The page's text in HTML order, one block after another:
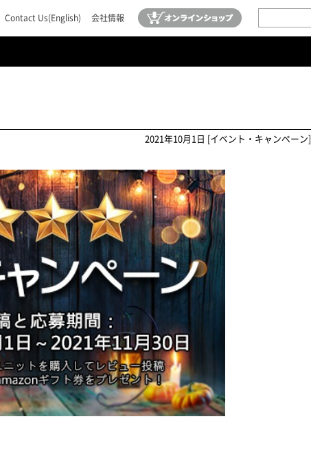
Contact Us(English) 会社情報
2021年10月1日 [イベント・キャンペーン]